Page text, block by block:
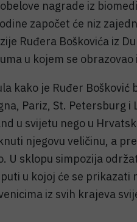
nagrade iz
započet će niz
Ruđera Boškovića iz
u kojem se obrazovao
kako je Ruđer Bošković
Pariz, St. Petersburg i
u svijetu nego u
njegovu veličinu, a
U sklopu simpozija
u kojoj će se prikazati
iz svih krajeva